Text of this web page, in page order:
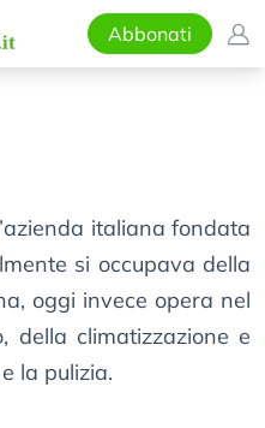
Abbonati
italiana fondata
si occupava della
oggi invece opera nel
della climatizzazione e
la pulizia.